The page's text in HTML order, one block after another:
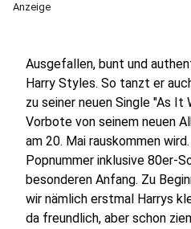
Anzeige
Ausgefallen, bunt und
Harry Styles. So tanzt er
zu seiner neuen Single "As It
Vorbote von seinem neuen
am 20. Mai rauskommen
Popnummer inklusive 80er-
besonderen Anfang. Zu
wir nämlich erstmal Harrys
da freundlich, aber schon